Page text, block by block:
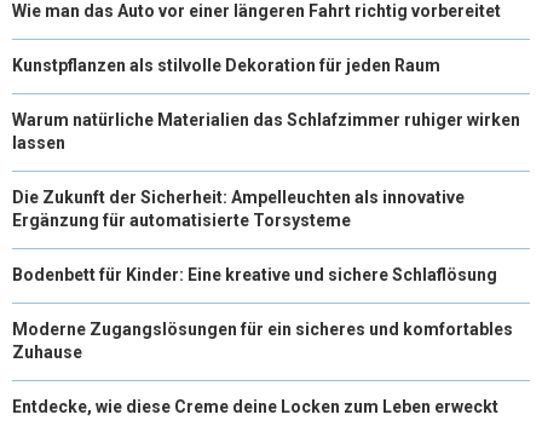
Wie man das Auto vor einer längeren Fahrt richtig vorbereitet
Kunstpflanzen als stilvolle Dekoration für jeden Raum
Warum natürliche Materialien das Schlafzimmer ruhiger wirken
lassen
Die Zukunft der Sicherheit: Ampelleuchten als innovative
Ergänzung für automatisierte Torsysteme
Bodenbett für Kinder: Eine kreative und sichere Schlaflösung
Moderne Zugangslösungen für ein sicheres und komfortables
Zuhause
Entdecke, wie diese Creme deine Locken zum Leben erweckt